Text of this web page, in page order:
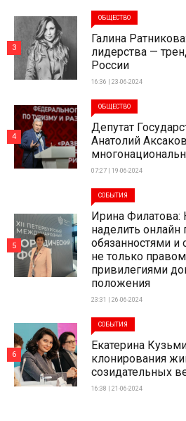
ОБЩЕСТВО
Галина
лидерства —
России
16:36 | 23-06-2024
3
ОБЩЕСТВО
Депутат
Анатолий
07:27 | 19-06-2024
4
СОБЫТИЯ
Ирина Филатова:
наделить
обязанностями и
не только
привилегиями
положения
23:31 | 26-06-2024
5
СОБЫТИЯ
Екатерина
клонирования
созидательных
16:38 | 21-06-2024
6